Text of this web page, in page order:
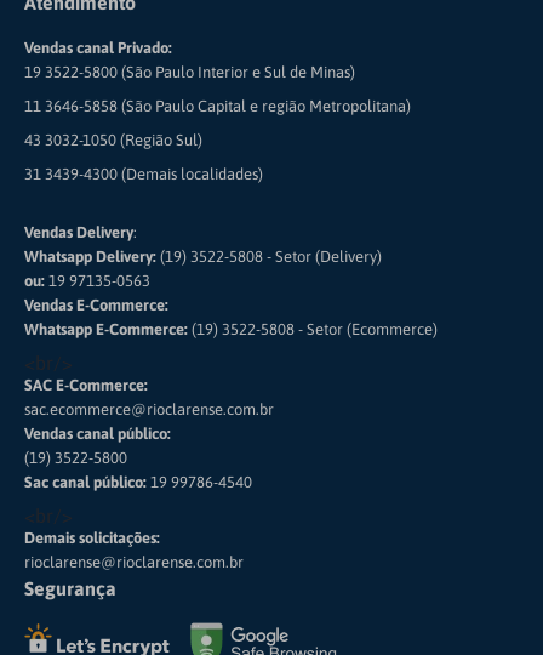
Segurança
Vendas canal Privado:
19 3522-5800 (São Paulo Interior e Sul de Minas)
11 3646-5858 (São Paulo Capital e região Metropolitana)
43 3032-1050 (Região Sul)
31 3439-4300 (Demais localidades)
Vendas Delivery:
Whatsapp Delivery: (19) 3522-5808 - Setor (Delivery)
ou: 19 97135-0563
Vendas E-Commerce:
Whatsapp E-Commerce: (19) 3522-5808 - Setor (Ecommerce)
<br/>
SAC E-Commerce:
sac.ecommerce@rioclarense.com.br
Vendas canal público:
(19) 3522-5800
Sac canal público: 19 99786-4540
<br/>
Demais solicitações:
rioclarense@rioclarense.com.br